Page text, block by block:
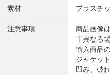
素材 プラスチ
注意事項
商品画像
干異なる
輸入商品
ジャケッ
凹み、破